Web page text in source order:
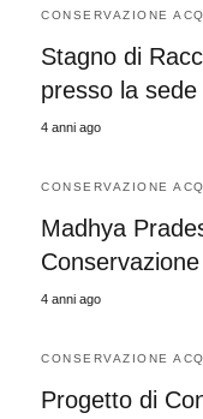
CONSERVAZIONE
Stagno di
presso la
4 anni ago
CONSERVAZIONE
Madhya
Conservazione
4 anni ago
CONSERVAZIONE
Progetto di